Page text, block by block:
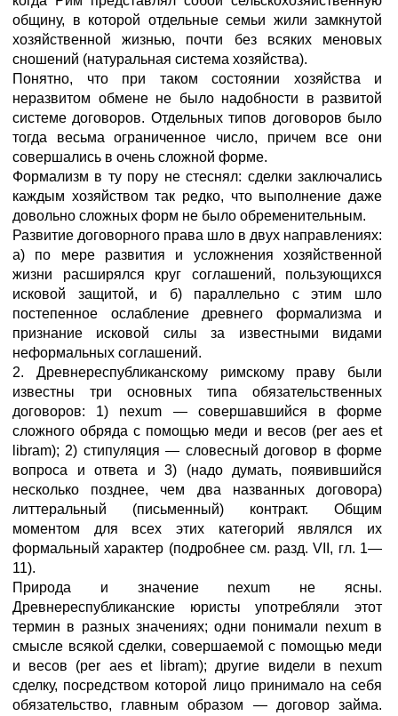
общину, в которой отдельные семьи жили замкнутой
хозяйственной жизнью, почти без всяких меновых
сношений (натуральная система хозяйства).
Понятно, что при таком состоянии хозяйства и
неразвитом обмене не было надобности в развитой
системе договоров. Отдельных типов договоров было
тогда весьма ограниченное число, причем все они
совершались в очень сложной форме.
Формализм в ту пору не стеснял: сделки заключались
каждым хозяйством так редко, что выполнение даже
довольно сложных форм не было обременительным.
Развитие договорного права шло в двух направлениях:
а) по мере развития и усложнения хозяйственной
жизни расширялся круг соглашений, пользующихся
исковой защитой, и б) параллельно с этим шло
постепенное ослабление древнего формализма и
признание исковой силы за известными видами
неформальных соглашений.
2. Древнереспубликанскому римскому праву были
известны три основных типа обязательственных
договоров: 1) nexum — совершавшийся в форме
сложного обряда с помощью меди и весов (per aes et
libram); 2) стипуляция — словесный договор в форме
вопроса и ответа и 3) (надо думать, появившийся
несколько позднее, чем два названных договора)
литтеральный (письменный) контракт. Общим
моментом для всех этих категорий являлся их
формальный характер (подробнее см. разд. VII, гл. 1—
11).
Природа и значение nexum не ясны.
Древнереспубликанские юристы употребляли этот
термин в разных значениях; одни понимали nexum в
смысле всякой сделки, совершаемой с помощью меди
и весов (per aes et libram); другие видели в nexum
сделку, посредством которой лицо принимало на себя
обязательство, главным образом — договор займа.